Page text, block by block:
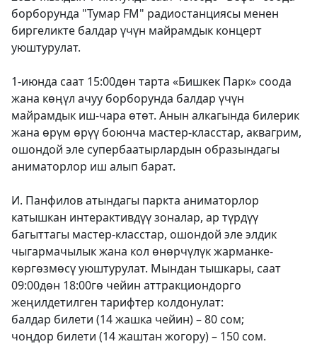
борборунда "Тумар FM" радиостанциясы менен
биргеликте балдар үчүн майрамдык концерт
уюштурулат.
1-июнда саат 15:00дөн тарта «Бишкек Парк» соода
жана көңүл ачуу борборунда балдар үчүн
майрамдык иш-чара өтөт. Анын алкагында билерик
жана өрүм өрүү боюнча мастер-класстар, аквагрим,
ошондой эле супербаатырлардын образындагы
аниматорлор иш алып барат.
И. Панфилов атындагы паркта аниматорлор
катышкан интерактивдүү зоналар, ар түрдүү
багыттагы мастер-класстар, ошондой эле элдик
чыгармачылык жана кол өнөрчүлүк жарманке-
көргөзмөсү уюштурулат. Мындан тышкары, саат
09:00дөн 18:00гө чейин аттракциондорго
жеңилдетилген тарифтер колдонулат:
балдар билети (14 жашка чейин) – 80 сом;
чоңдор билети (14 жаштан жогору) – 150 сом.